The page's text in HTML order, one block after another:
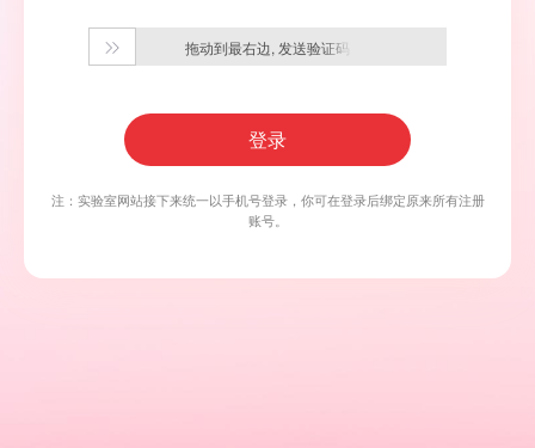
 拖动到最右边, 发送验证码
登录
注：实验室网站接下来统一以手机号登录，你可在登录后绑定原来所有注册
账号。